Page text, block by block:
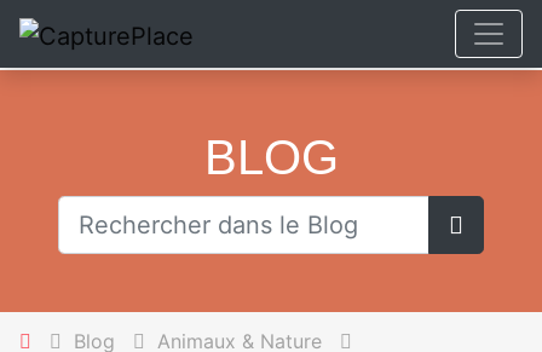
BLOG
Blog
Animaux & Nature